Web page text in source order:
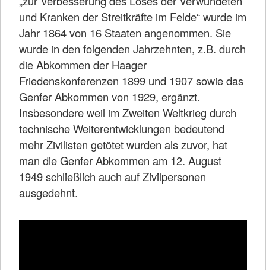
und Kranken der Streitkräfte im Felde“ wurde im
Jahr 1864 von 16 Staaten angenommen. Sie
wurde in den folgenden Jahrzehnten, z.B. durch
die Abkommen der Haager
Friedenskonferenzen 1899 und 1907 sowie das
Genfer Abkommen von 1929, ergänzt.
Insbesondere weil im Zweiten Weltkrieg durch
technische Weiterentwicklungen bedeutend
mehr Zivilisten getötet wurden als zuvor, hat
man die Genfer Abkommen am 12. August
1949 schließlich auch auf Zivilpersonen
ausgedehnt.